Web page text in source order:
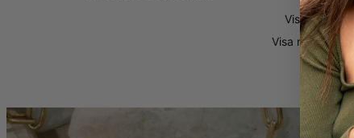
Visa mer
Varför Alla
Stilfullt och
påminnelse
FLER VAL:
Visa mer Visa